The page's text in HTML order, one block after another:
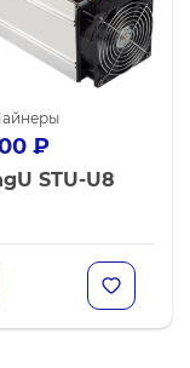
₽
STU-U8